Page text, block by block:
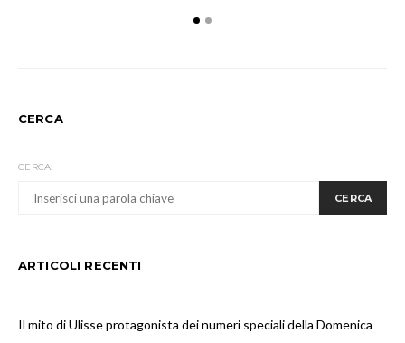
CERCA
CERCA:
CERCA
ARTICOLI RECENTI
Il mito di Ulisse protagonista dei numeri speciali della Domenica